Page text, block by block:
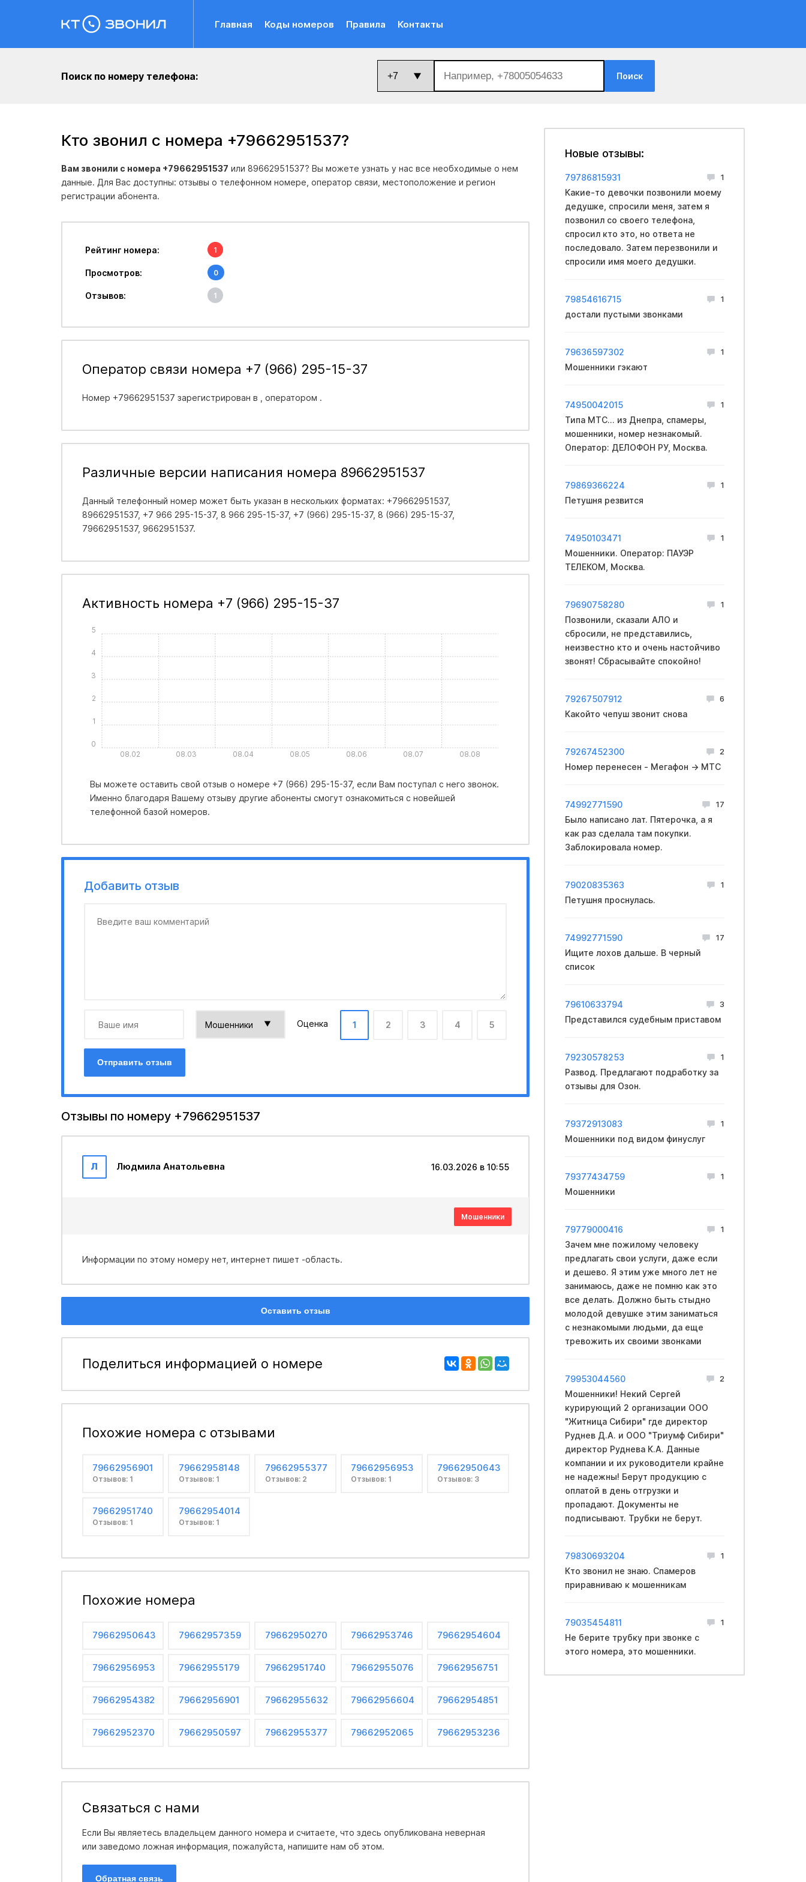
Главная Коды номеров Правила Контакты
Поиск по номеру телефона: Поиск
Кто звонил с номера +79662951537?
Вам звонили с номера +79662951537 или 89662951537? Вы можете узнать у нас все необходимые о нем
данные. Для Вас доступны: отзывы о телефонном номере, оператор связи, местоположение и регион
регистрации абонента.
Рейтинг номера: 1
Просмотров: 0
Отзывов: 1
Оператор связи номера +7 (966) 295-15-37
Номер +79662951537 зарегистрирован в , оператором .
Различные версии написания номера 89662951537
Данный телефонный номер может быть указан в нескольких форматах: +79662951537,
89662951537, +7 966 295-15-37, 8 966 295-15-37, +7 (966) 295-15-37, 8 (966) 295-15-37,
79662951537, 9662951537.
Активность номера +7 (966) 295-15-37
08.02 08.03 08.04 08.05 08.06 08.07 08.08
0
1
2
3
4
5
Вы можете оставить свой отзыв о номере +7 (966) 295-15-37, если Вам поступал с него звонок.
Именно благодаря Вашему отзыву другие абоненты смогут ознакомиться с новейшей
телефонной базой номеров.
Добавить отзыв
Оценка 1 2 3 4 5
Отправить отзыв
Отзывы по номеру +79662951537
Л Людмила Анатольевна 16.03.2026 в 10:55
Мошенники
Информации по этому номеру нет, интернет пишет -область.
Оставить отзыв
Поделиться информацией о номере
Похожие номера с отзывами
79662956901
Отзывов: 1
79662958148
Отзывов: 1
79662955377
Отзывов: 2
79662956953
Отзывов: 1
79662950643
Отзывов: 3
79662951740
Отзывов: 1
79662954014
Отзывов: 1
Похожие номера
79662950643 79662957359 79662950270 79662953746 79662954604
79662956953 79662955179 79662951740 79662955076 79662956751
79662954382 79662956901 79662955632 79662956604 79662954851
79662952370 79662950597 79662955377 79662952065 79662953236
Связаться с нами
Если Вы являетесь владельцем данного номера и считаете, что здесь опубликована неверная
или заведомо ложная информация, пожалуйста, напишите нам об этом.
Обратная связь
Новые отзывы:
79786815931 1
Какие-то девочки позвонили моему
дедушке, спросили меня, затем я
позвонил со своего телефона,
спросил кто это, но ответа не
последовало. Затем перезвонили и
спросили имя моего дедушки.
79854616715 1
достали пустыми звонками
79636597302 1
Мошенники гэкают
74950042015 1
Типа МТС... из Днепра, спамеры,
мошенники, номер незнакомый.
Оператор: ДЕЛОФОН РУ, Москва.
79869366224 1
Петушня резвится
74950103471 1
Мошенники. Оператор: ПАУЭР
ТЕЛЕКОМ, Москва.
79690758280 1
Позвонили, сказали АЛО и
сбросили, не представились,
неизвестно кто и очень настойчиво
звонят! Сбрасывайте спокойно!
79267507912 6
Какойто чепуш звонит снова
79267452300 2
Номер перенесен - Мегафон → МТС
74992771590 17
Было написано лaт. Пятеpoчка, а я
как раз сделала там покупки.
Заблокиpoвала номеp.
79020835363 1
Петушня проснулась.
74992771590 17
Ищите лохов дальше. В черный
список
79610633794 3
Представился судебным приставом
79230578253 1
Развод. Предлагают подработку за
отзывы для Озон.
79372913083 1
Мошенники под видом финycлуг
79377434759 1
Мошенники
79779000416 1
Зачем мне пожилому человеку
предлагать свои услуги, даже если
и дешево. Я этим уже много лет не
занимаюсь, даже не помню как это
все делать. Должно быть стыдно
молодой девушке этим заниматься
с незнакомыми людьми, да еще
тревожить их своими звонками
79953044560 2
Мошенники! Некий Сергей
курирующий 2 организации ООО
"Житница Сибири" где директор
Руднев Д.А. и ООО "Триумф Сибири"
директор Руднева К.А. Данные
компании и их руководители крайне
не надежны! Берут продукцию с
оплатой в день отгрузки и
пропадают. Документы не
подписывают. Трубки не берут.
79830693204 1
Кто звонил не знаю. Спамеров
приравниваю к мошенникам
79035454811 1
Не берите трубку при звонке с
этого номера, это мошенники.